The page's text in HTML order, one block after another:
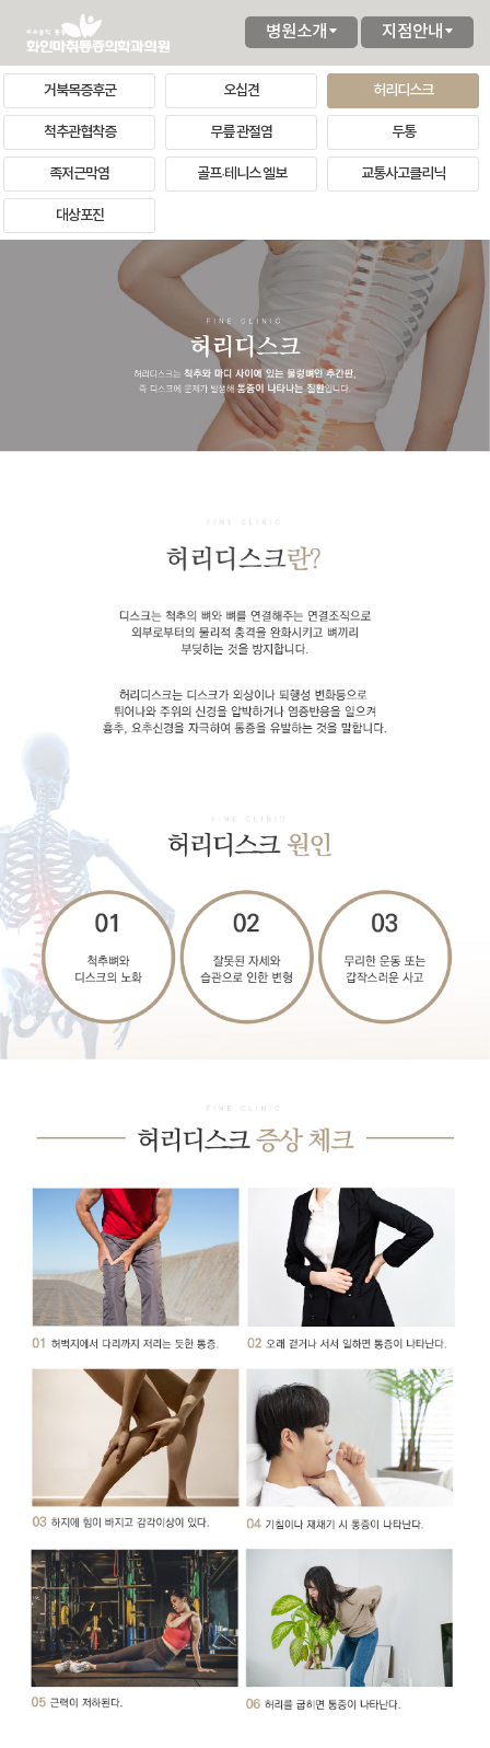
병원소개 지점안내
거북목증후군 오십견 허리디스크
척추관협착증 무릎 관절염 두통
족저근막염 골프·테니스 엘보 교통사고클리닉
대상포진